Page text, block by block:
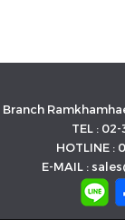
Branch
TEL :
HOTLINE :
E-MAIL :